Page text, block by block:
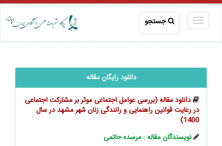
جستجو
دانلود رایگان مقاله
دانلود مقاله (بررسی عوامل اجتماعی موثر بر مشارکت اجتماعی
در رعایت قوانین راهنمایی و رانندگی زنان شهر مشهد در سال
1400)
نویسندگان مقاله : مرسده حاتمی